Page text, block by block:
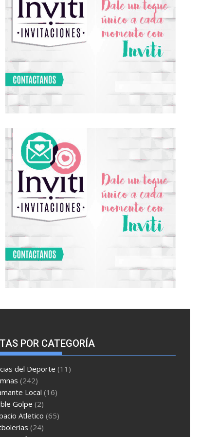
POR CATEGORÍA
del Deporte (11)
(242)
Local (16)
Golpe (2)
Atletico (65)
(24)